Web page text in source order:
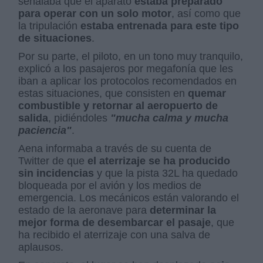
para operar con un solo motor, así como que
la tripulación estaba entrenada para este tipo
de situaciones.
Por su parte, el piloto, en un tono muy tranquilo,
explicó a los pasajeros por megafonía que les
iban a aplicar los protocolos recomendados en
estas situaciones, que consisten en quemar
combustible y retornar al aeropuerto de
salida, pidiéndoles "mucha calma y mucha
paciencia".
Aena informaba a través de su cuenta de
Twitter de que el aterrizaje se ha producido
sin incidencias y que la pista 32L ha quedado
bloqueada por el avión y los medios de
emergencia. Los mecánicos están valorando el
estado de la aeronave para determinar la
mejor forma de desembarcar el pasaje, que
ha recibido el aterrizaje con una salva de
aplausos.